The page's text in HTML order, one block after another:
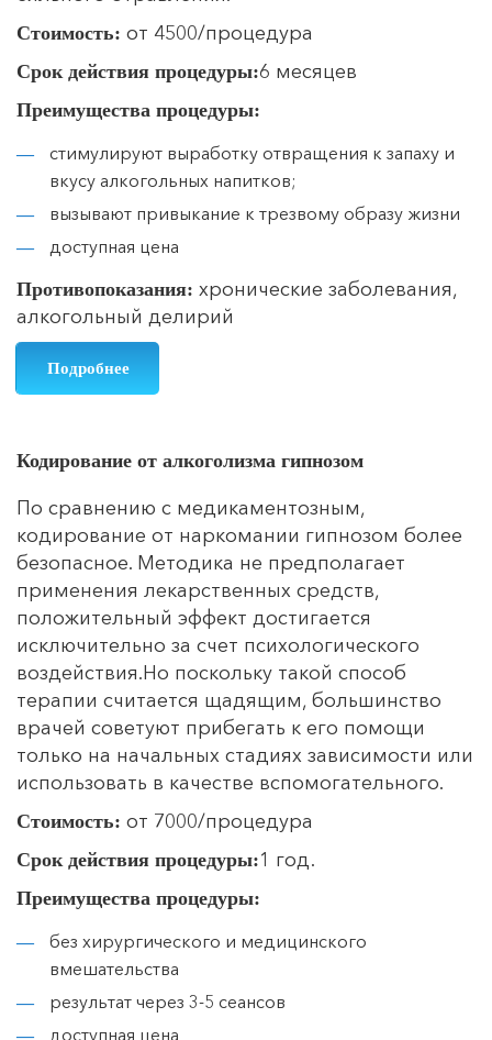
Стоимость: от 4500/процедура
Срок действия процедуры:6 месяцев
Преимущества процедуры:
стимулируют выработку отвращения к запаху и
вкусу алкогольных напитков;
вызывают привыкание к трезвому образу жизни
доступная цена
Противопоказания: хронические заболевания,
алкогольный делирий
Подробнее
Кодирование от алкоголизма гипнозом
По сравнению с медикаментозным,
кодирование от наркомании гипнозом более
безопасное. Методика не предполагает
применения лекарственных средств,
положительный эффект достигается
исключительно за счет психологического
воздействия.Но поскольку такой способ
терапии считается щадящим, большинство
врачей советуют прибегать к его помощи
только на начальных стадиях зависимости или
использовать в качестве вспомогательного.
Стоимость: от 7000/процедура
Срок действия процедуры:1 год.
Преимущества процедуры:
без хирургического и медицинского
вмешательства
результат через 3-5 сеансов
доступная цена